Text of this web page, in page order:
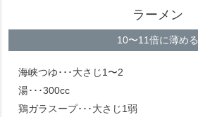
ラーメン
10〜11倍に薄める
海峡つゆ･･･大さじ1〜2
湯･･･300cc
鶏ガラスープ･･･大さじ1弱